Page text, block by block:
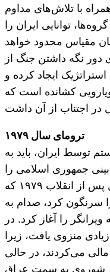
با تلاش‌های مداوم
توانایی ایران را
مقیاس محدود خواهد
نگه داشتن جنگ از
ایجاد کرده و
کشانده است که
ترومای سال ۱۹۷۹
توسط ایران، باید به
جمهوری اسلامی را
شکل داده، بازگشت. تنها یک سال پس از انقلاب ۱۹۷۹ که
سرنگون کرد، صدام به
را آغاز کرد. در
منزوی یافت، زیرا
می‌کردند، در حالی
شوروی به سمت عراق